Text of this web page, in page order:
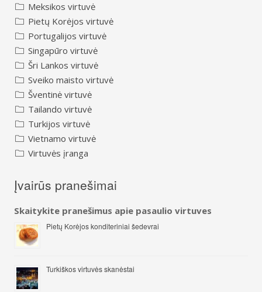
Meksikos virtuvė
Pietų Korėjos virtuvė
Portugalijos virtuvė
Singapūro virtuvė
Šri Lankos virtuvė
Sveiko maisto virtuvė
Šventinė virtuvė
Tailando virtuvė
Turkijos virtuvė
Vietnamo virtuvė
Virtuvės įranga
Įvairūs pranešimai
Skaitykite pranešimus apie pasaulio virtuves
Pietų Korėjos konditeriniai šedevrai
Turkiškos virtuvės skanėstai